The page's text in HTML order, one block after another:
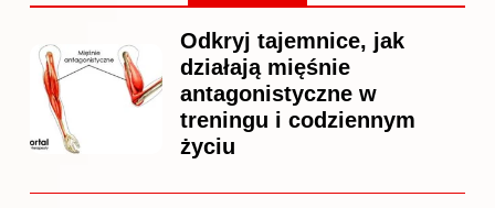
Odkryj tajemnice, jak
działają mięśnie
antagonistyczne w
treningu i codziennym
życiu